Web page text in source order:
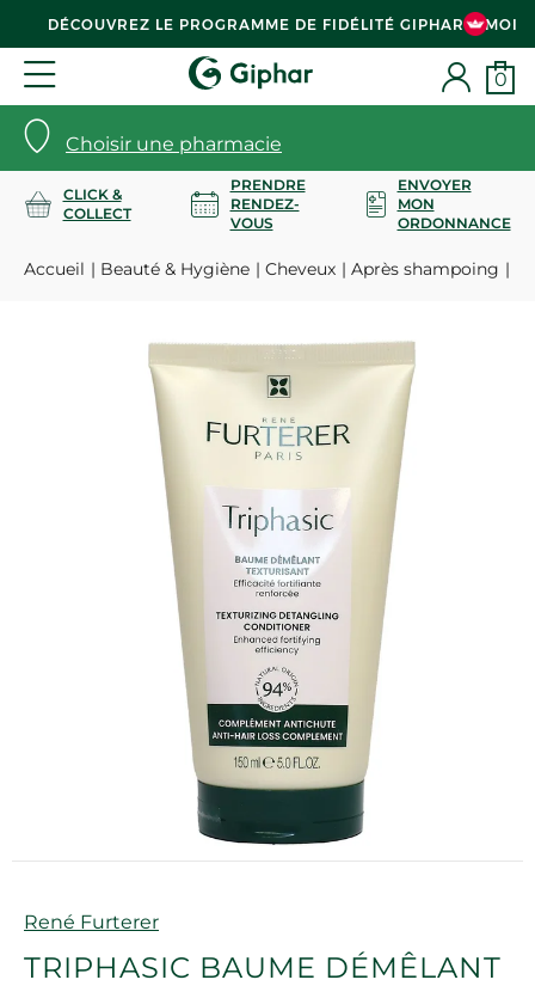
DÉCOUVREZ LE PROGRAMME DE FIDÉLITÉ GIPHAR & MOI
Choisir une pharmacie
0
CLICK &
COLLECT
PRENDRE
RENDEZ-
VOUS
ENVOYER
MON
ORDONNANCE
Accueil Beauté & Hygiène Cheveux Après shampoing
Marque
René Furterer
TRIPHASIC BAUME DÉMÊLANT